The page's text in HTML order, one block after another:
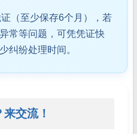
（至少保存6个月），若
常等问题，可凭凭证快
纠纷处理时间。
交流！